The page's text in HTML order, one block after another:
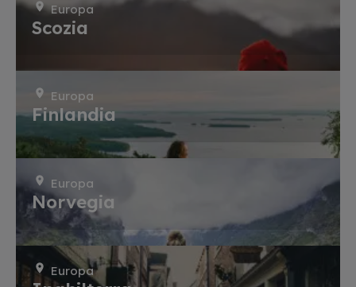
Europa
Scozia
Europa
Finlandia
Europa
Norvegia
Europa